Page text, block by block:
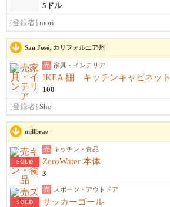
5ドル
[登録者] mori
San José, カリフォルニア州
売 家具・インテリア
IKEA 棚 キッチンキャビネット
100
[登録者] Sho
millbrae
SOLD
売 キッチン・食品
ZeroWater 本体
3
SOLD
売 スポーツ・アウトドア
サッカーゴール